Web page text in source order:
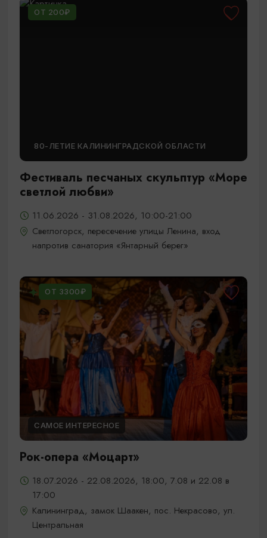
ОТ 200₽
80-ЛЕТИЕ КАЛИНИНГРАДСКОЙ ОБЛАСТИ
Фестиваль песчаных скульптур «Море
светлой любви»
11.06.2026 - 31.08.2026, 10:00-21:00
Светлогорск, пересечение улицы Ленина, вход
напротив санатория «Янтарный берег»
ОТ 3300₽
САМОЕ ИНТЕРЕСНОЕ
Рок-опера «Моцарт»
18.07.2026 - 22.08.2026, 18:00, 7.08 и 22.08 в
17:00
Калининград, замок Шаакен, пос. Некрасово, ул.
Центральная